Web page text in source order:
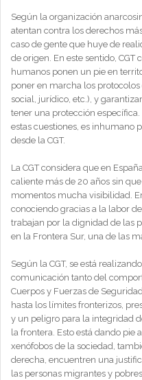
Según la organización
atentan contra los derechos
caso de gente que huye de
de origen. En este sentido, CGT
humanos ponen un pie en
poner en marcha los
social, jurídico, etc.), y
tener una protección
estas cuestiones, es inhumano
desde la CGT.
La CGT considera que en
caliente más de 20 años sin
momentos mucha visibilidad.
conociendo gracias a la labor
trabajan por la dignidad de las
en la Frontera Sur, una de las
Según la CGT, se está
comunicación tanto del
Cuerpos y Fuerzas de
hasta los límites fronterizos,
y un peligro para la integridad
la frontera. Esto está dando pie
xenófobos de la sociedad,
derecha, encuentren una
las personas migrantes y pobres.